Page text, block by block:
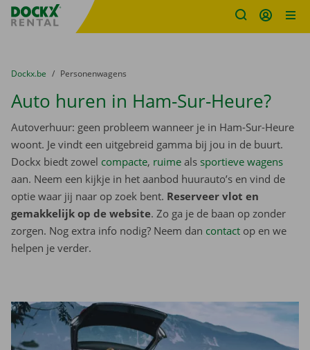
Fratello DEMO
U bevindt zich hier:
van
Dockx.be naar
Personenwagens
Auto huren in Ham-Sur-Heure?
Autoverhuur: geen probleem wanneer je in Ham-Sur-Heure
woont. Je vindt een uitgebreid gamma bij jou in de buurt.
Dockx biedt zowel compacte, ruime als sportieve wagens
aan. Neem een kijkje in het aanbod huurauto’s en vind de
optie waar jij naar op zoek bent. Reserveer vlot en
gemakkelijk op de website. Zo ga je de baan op zonder
zorgen. Nog extra info nodig? Neem dan contact op en we
helpen je verder.